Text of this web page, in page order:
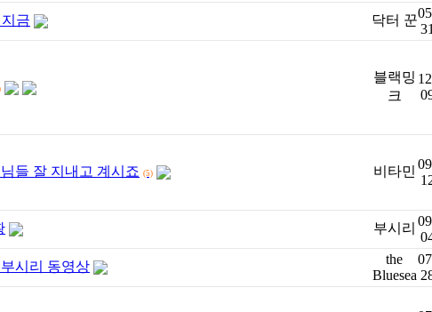
금 닥터 꾼
31
블랙밍
크
님들 잘 지내고 계시죠 (5) 비타민
부시리
부시리 동영상
the
Bluesea